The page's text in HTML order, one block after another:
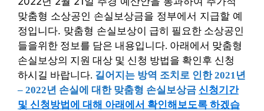
맞춤형 소상공인 손실보상금을 정부에서 지급할 예
정입니다. 맞춤형 손실보상이 급히 필요한 소상공인
들을위한 정보를 담은 내용입니다. 아래에서 맞춤형
손실보상의 지원 대상 및 신청 방법을 확인후 신청
하시길 바랍니다. 길어지는 방역 조치로 인한 2021년
– 2022년 손실에 대한 맞춤형 손실보상금 신청기간
및 신청방법에 대해 아래에서 확인해보도록 하겠습